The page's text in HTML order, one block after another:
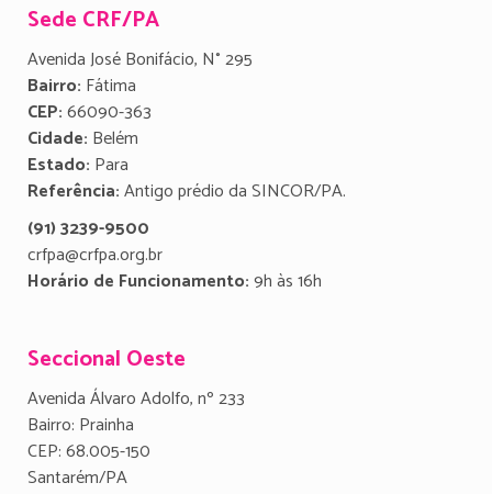
Sede CRF/PA
Avenida José Bonifácio, N° 295
Bairro: Fátima
CEP:66090-363
Cidade: Belém
Estado: Para
Referência:Antigo prédio da SINCOR/PA.
(91) 3239-9500
crfpa@crfpa.org.br
Horário de Funcionamento:9h às 16h
Seccional Oeste
Avenida Álvaro Adolfo, nº 233
Bairro: Prainha
CEP: 68.005-150
Santarém/PA